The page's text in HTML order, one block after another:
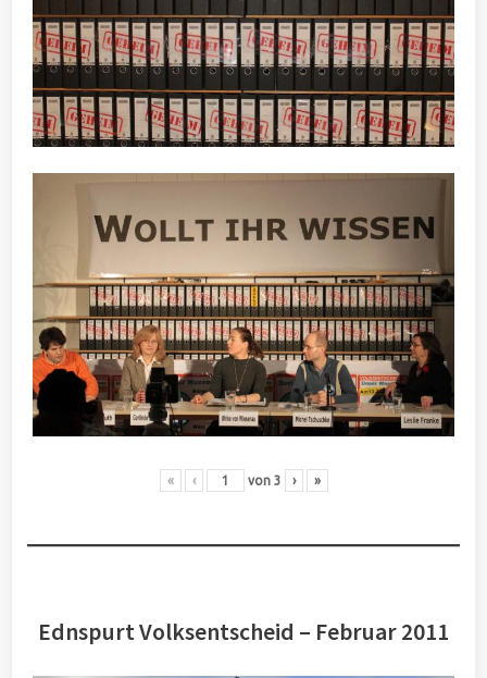
« ‹ von 3 › »
Ednspurt Volksentscheid – Februar 2011